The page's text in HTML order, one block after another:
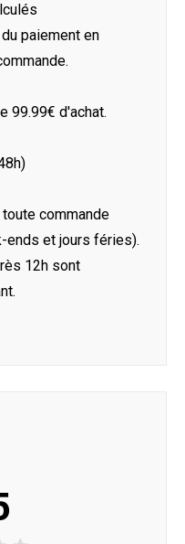
paiement en
99.99€ d'achat.
commande
ends et jours féries).
12h sont